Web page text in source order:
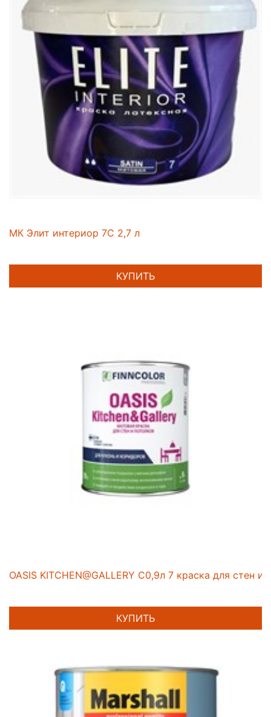
МК Элит интериор 7С 2,7 л
КУПИТЬ
OASIS KITCHEN@GALLERY C0,9л 7 краска для стен
КУПИТЬ